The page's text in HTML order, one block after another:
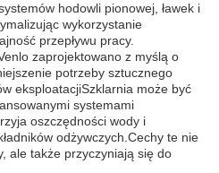
hodowli pionowej, ławek i
wykorzystanie
przepływu pracy.
zaprojektowano z myślą o
potrzeby sztucznego
eksploatacjiSzklarnia może być
systemami
oszczędności wody i
odżywczych.Cechy te nie
ale także przyczyniają się do